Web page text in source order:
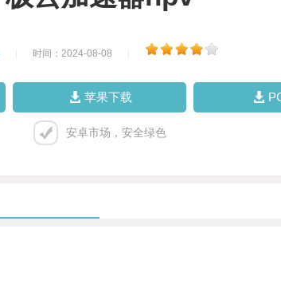
时间：2024-08-08
苹果下载
安卓市场，安全绿色